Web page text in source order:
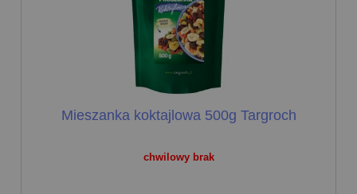
chwilowy brak
Mieszanka koktajlowa 500g Targroch